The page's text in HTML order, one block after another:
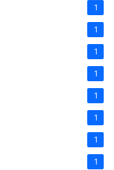
1
1
1
1
1
1
1
1